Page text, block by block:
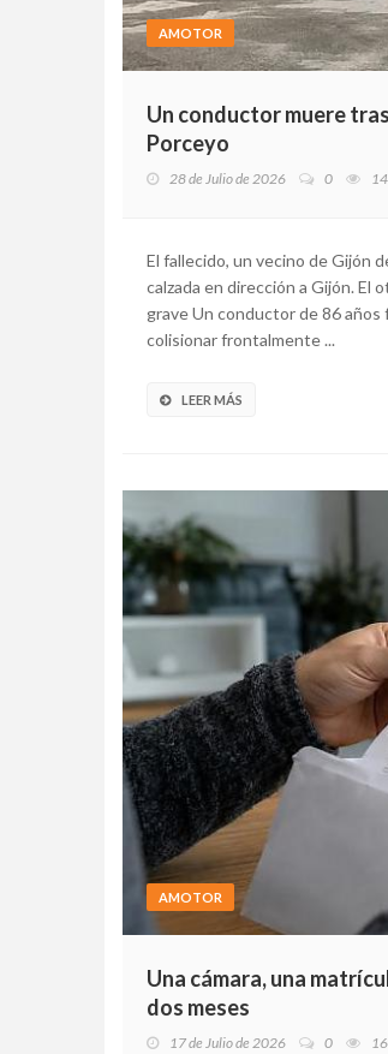
AMOTOR
Un conductor muere
Porceyo
28 de Julio de 2026 0
El fallecido, un vecino de Gijón
calzada en dirección a Gijón.
grave Un conductor de 86
colisionar frontalmente ...
LEER MÁS
AMOTOR
Una cámara, una
dos meses
17 de Julio de 2026 0